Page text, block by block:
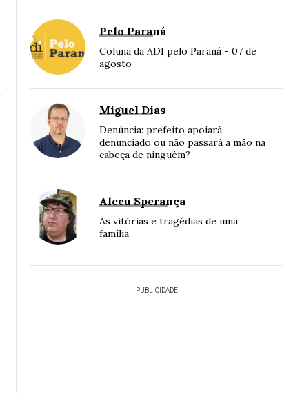
Pelo Paraná
Coluna da ADI pelo Paraná - 07 de
agosto
Miguel Dias
Denúncia: prefeito apoiará
denunciado ou não passará a mão na
cabeça de ninguém?
Alceu Sperança
As vitórias e tragédias de uma
família
PUBLICIDADE